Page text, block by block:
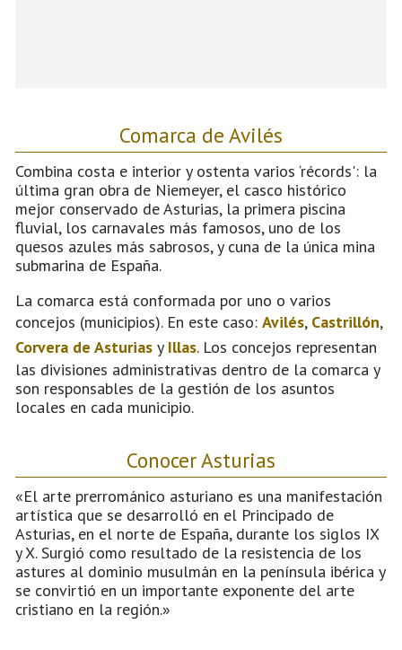
Comarca de Avilés
Combina costa e interior y ostenta varios ‘récords': la
última gran obra de Niemeyer, el casco histórico
mejor conservado de Asturias, la primera piscina
fluvial, los carnavales más famosos, uno de los
quesos azules más sabrosos, y cuna de la única mina
submarina de España.
La comarca está conformada por uno o varios
concejos (municipios). En este caso: Avilés, Castrillón,
Corvera de Asturias y Illas. Los concejos representan
las divisiones administrativas dentro de la comarca y
son responsables de la gestión de los asuntos
locales en cada municipio.
Conocer Asturias
«El arte prerrománico asturiano es una manifestación
artística que se desarrolló en el Principado de
Asturias, en el norte de España, durante los siglos IX
y X. Surgió como resultado de la resistencia de los
astures al dominio musulmán en la península ibérica y
se convirtió en un importante exponente del arte
cristiano en la región.»